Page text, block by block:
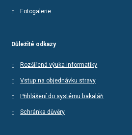
Fotogalerie
Důležité odkazy
Rozšířená výuka informatiky
Vstup na objednávku stravy
Přihlášení do systému bakaláři
Schránka důvěry